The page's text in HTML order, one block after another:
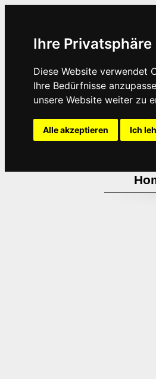
Ihre
Diese Website verwendet
Ihre Bedürfnisse
unsere Website weiter zu
Alle akzeptieren Ich